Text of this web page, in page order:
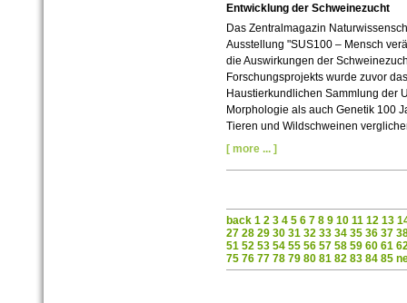
Entwicklung der Schweinezucht
Das Zentralmagazin
Ausstellung "SUS100 – Mensch
die Auswirkungen der
Forschungsprojekts wurde zuvor
Haustierkundlichen Sammlung der
Morphologie als auch Genetik 100
Tieren und Wildschweinen
[ more ... ]
back 1 2 3 4 5 6 7 8 9 10 11 12 13
27 28 29 30 31 32 33 34 35 36 37
51 52 53 54 55 56 57 58 59 60 61
75 76 77 78 79 80 81 82 83 84 85